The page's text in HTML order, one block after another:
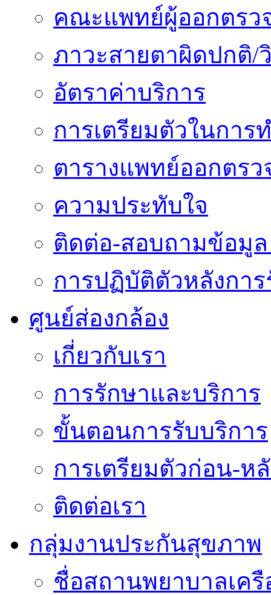
คณะแพทย์ผู้ออกตรว
ภาวะสายตาผิดปกติ/
อัตราค่าบริการ
การเตรียมตัวในการ
ตารางแพทย์ออกตรว
ความประทับใจ
ติดต่อ-สอบถามข้อมู
การปฏิบัติตัวหลังการ
ศูนย์ส่องกล้อง
เกี่ยวกับเรา
การรักษาและบริการ
ขั้นตอนการรับบริการ
การเตรียมตัวก่อน-ห
ติดต่อเรา
กลุ่มงานประกันสุขภาพ
ชื่อสถานพยาบาลเค